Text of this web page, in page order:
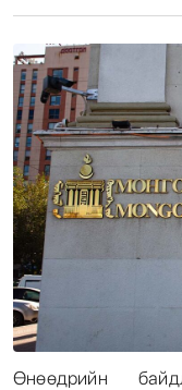
Эрэн
Өнөөдрийн